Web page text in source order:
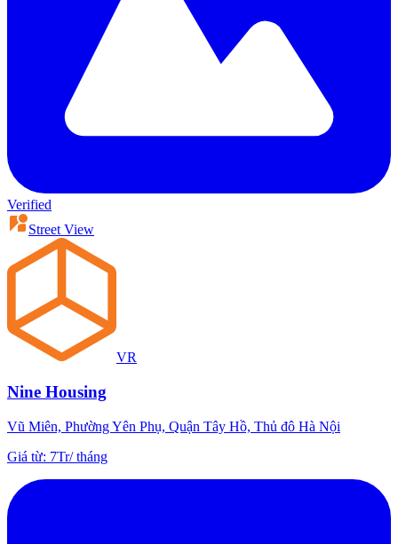
Verified
Street View
VR
Nine Housing
Vũ Miên, Phường Yên Phụ, Quận Tây Hồ, Thủ đô Hà Nội
Giá từ: 7Tr/tháng